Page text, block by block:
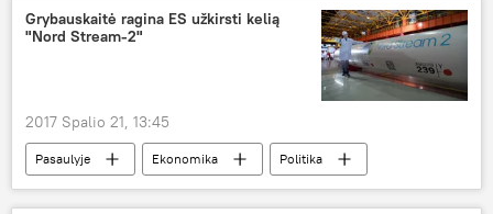
Pasaulio futbolo čempionatas
EURO-2020
krepšinis
Grybauskaitė ragina ES užkirsti kelią
"Nord Stream-2"
2017 Spalio 21, 13:45
Pasaulyje Ekonomika
Politika
Briuselis
Dalia Grybauskaitė